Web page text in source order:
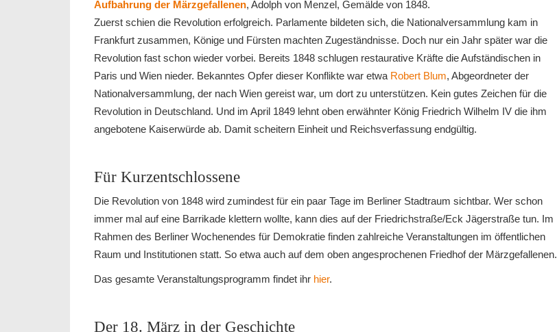
Aufbahrung der Märzgefallenen, Adolph von Menzel, Gemälde von 1848.
Zuerst schien die Revolution erfolgreich. Parlamente bildeten sich, die Nationalversammlung kam in
Frankfurt zusammen, Könige und Fürsten machten Zugeständnisse. Doch nur ein Jahr später war die
Revolution fast schon wieder vorbei. Bereits 1848 schlugen restaurative Kräfte die Aufständischen in
Paris und Wien nieder. Bekanntes Opfer dieser Konflikte war etwa Robert Blum, Abgeordneter der
Nationalversammlung, der nach Wien gereist war, um dort zu unterstützen. Kein gutes Zeichen für die
Revolution in Deutschland. Und im April 1849 lehnt oben erwähnter König Friedrich Wilhelm IV die ihm
angebotene Kaiserwürde ab. Damit scheitern Einheit und Reichsverfassung endgültig.
Für Kurzentschlossene
Die Revolution von 1848 wird zumindest für ein paar Tage im Berliner Stadtraum sichtbar. Wer schon
immer mal auf eine Barrikade klettern wollte, kann dies auf der Friedrichstraße/Eck Jägerstraße tun. Im
Rahmen des Berliner Wochenendes für Demokratie finden zahlreiche Veranstaltungen im öffentlichen
Raum und Institutionen statt. So etwa auch auf dem oben angesprochenen Friedhof der Märzgefallenen.
Das gesamte Veranstaltungsprogramm findet ihr hier.
Der 18. März in der Geschichte